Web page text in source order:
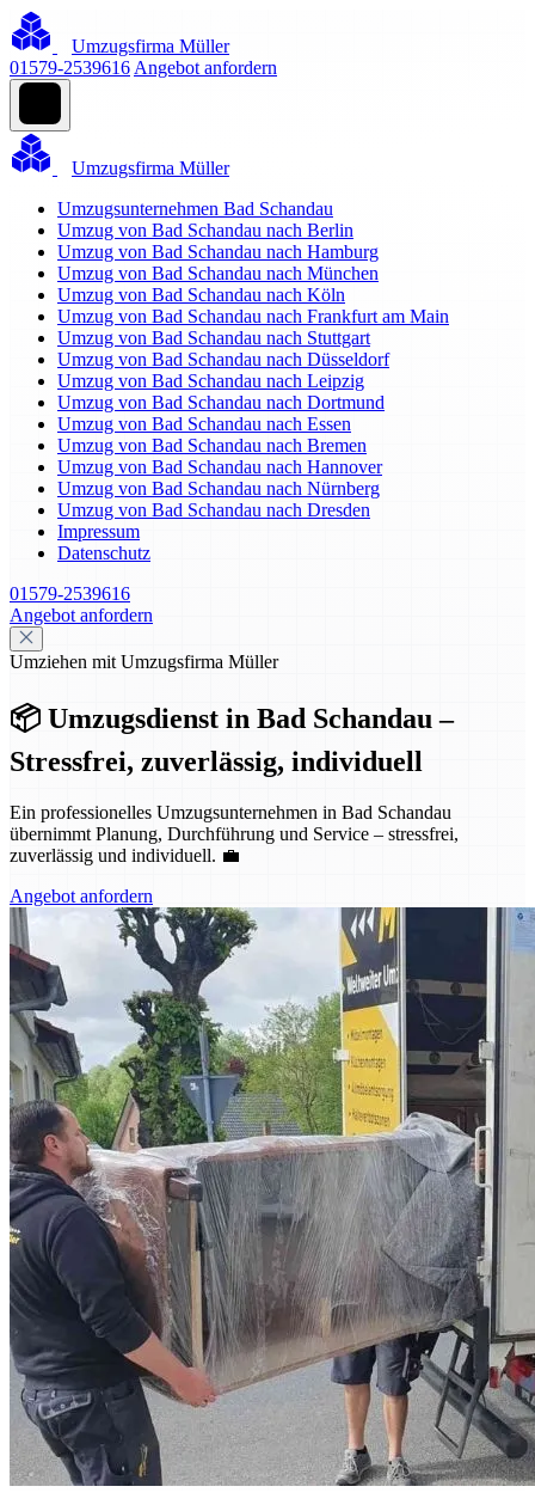
Umzugsfirma Müller
01579-2539616 Angebot anfordern
Umzugsfirma Müller
Umzugsunternehmen Bad Schandau
Umzug von Bad Schandau nach Berlin
Umzug von Bad Schandau nach Hamburg
Umzug von Bad Schandau nach München
Umzug von Bad Schandau nach Köln
Umzug von Bad Schandau nach Frankfurt am Main
Umzug von Bad Schandau nach Stuttgart
Umzug von Bad Schandau nach Düsseldorf
Umzug von Bad Schandau nach Leipzig
Umzug von Bad Schandau nach Dortmund
Umzug von Bad Schandau nach Essen
Umzug von Bad Schandau nach Bremen
Umzug von Bad Schandau nach Hannover
Umzug von Bad Schandau nach Nürnberg
Umzug von Bad Schandau nach Dresden
Impressum
Datenschutz
01579-2539616
Angebot anfordern
Umziehen mit Umzugsfirma Müller
📦 Umzugsdienst in Bad Schandau –
Stressfrei, zuverlässig, individuell
Ein professionelles Umzugsunternehmen in Bad Schandau
übernimmt Planung, Durchführung und Service – stressfrei,
zuverlässig und individuell. 💼
Angebot anfordern